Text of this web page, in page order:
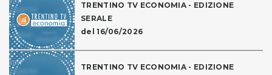
TRENTINO TV ECONOMIA - EDIZIONE
SERALE
del 16/06/2026
TRENTINO TV ECONOMIA - EDIZIONE